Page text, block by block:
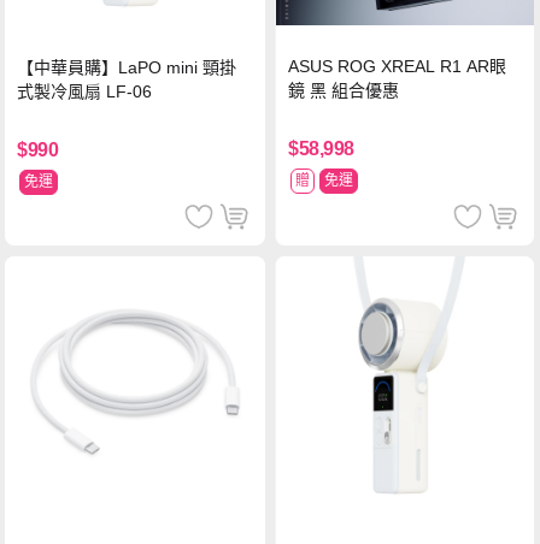
【中華員購】LaPO mini 頸掛
式製冷風扇 LF-06
$990
免運
ASUS ROG XREAL R1 AR眼
鏡 黑 組合優惠
$58,998
贈 免運